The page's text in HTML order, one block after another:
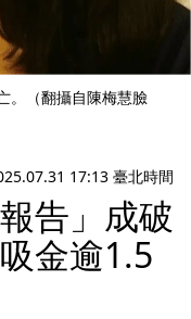
。（翻攝自陳梅慧臉
17:13 臺北時間
告」成破
金逾1.5